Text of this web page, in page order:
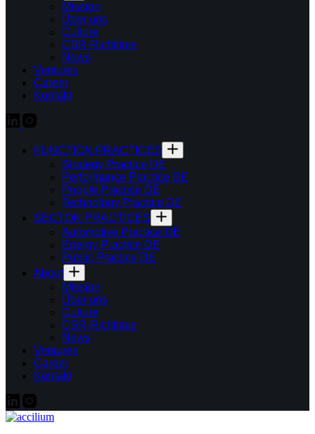
Mission
Über uns
Culture
CSR-Richtlinie
News
Ventures
Career
Kontakt
FUNCTION PRACTICES
Strategy Practice DE
Performance Practice DE
People Practice DE
Technology Practice DE
SECTOR PRACTICES
Automotive Practice DE
Energy Practice DE
Public Practice DE
About
Mission
Über uns
Culture
CSR-Richtlinie
News
Ventures
Career
Kontakt